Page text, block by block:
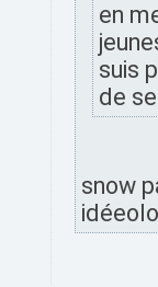
en
suis
de
snow